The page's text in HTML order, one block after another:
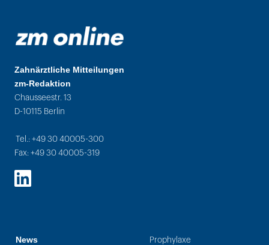
Zahnärztliche Mitteilungen
zm-Redaktion
Chausseestr. 13
D-10115 Berlin
Tel.: +49 30 40005-300
Fax: +49 30 40005-319
LinkedIn
News Prophylaxe